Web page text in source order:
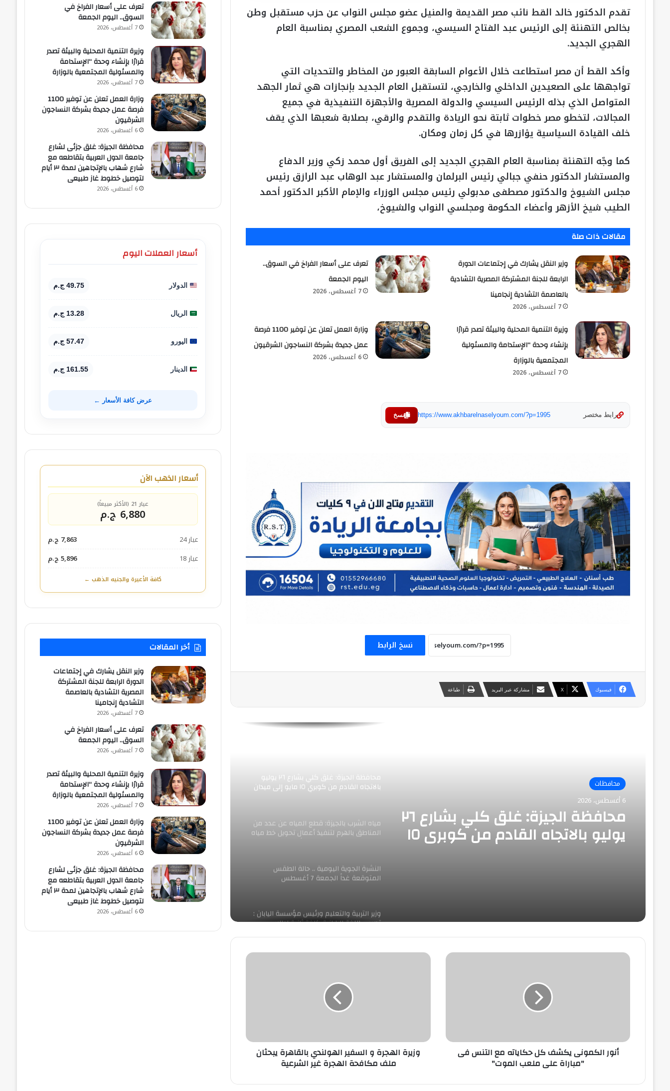
تقدم الدكتور خالد القط نائب مصر القديمة والمنيل عضو مجلس النواب عن حزب مستقبل وطن
بخالص التهنئة إلى الرئيس عبد الفتاح السيسي، وجموع الشعب المصري بمناسبة العام
الهجري الجديد.
وأكد القط أن مصر استطاعت خلال الأعوام السابقة العبور من المخاطر والتحديات التي
تواجهها على الصعيدين الداخلي والخارجي، لتستقبل العام الجديد بإنجازات هي ثمار الجهد
المتواصل الذي بذله الرئيس السيسي والدولة المصرية والأجهزة التنفيذية في جميع
المجالات، لتخطو مصر خطوات ثابتة نحو الريادة والتقدم والرقي، بصلابة شعبها الذي يقف
خلف القيادة السياسية يؤازرها في كل زمان ومكان.
كما وجّه التهنئة بمناسبة العام الهجري الجديد إلى الفريق أول محمد زكي وزير الدفاع
والمستشار الدكتور حنفي جبالي رئيس البرلمان والمستشار عبد الوهاب عبد الرازق رئيس
مجلس الشيوخ والدكتور مصطفى مدبولي رئيس مجلس الوزراء والإمام الأكبر الدكتور أحمد
الطيب شيخ الأزهر وأعضاء الحكومة ومجلسي النواب والشيوخ،
مقالات ذات صلة
وزير النقل يشارك في إجتماعات الدورة
الرابعة للجنة المشتركة المصرية التشادية
بالعاصمة التشادية إنجامينا
7 أغسطس، 2026
تعرف على أسعار الفراخ في السوق..
اليوم الجمعة
7 أغسطس، 2026
وزيرة التنمية المحلية والبيئة تصدر قرارًا
بإنشاء وحدة “الإستدامة والمسئولية
المجتمعية بالوزارة
7 أغسطس، 2026
وزارة العمل تعلن عن توفير 1100 فرصة
عمل جديدة بشركة النساجون الشرقيون
6 أغسطس، 2026
رابط مختصر https://www.akhbarelnaselyoum.com/?p=1995 نسخ
نسخ الرابط
فيسبوك ‫X مشاركة عبر البريد طباعة
محافظات
6 أغسطس، 2026
محافظة الجيزة: غلق كلي بشارع ٢٦
يوليو بالاتجاه القادم من كوبري ١٥
مايو إلى ميدان لبنان
لأول مرة في تاريخ كرة اليد النسائية المصرية
وزيرة التضامن الاجتماعي تتابع حادث نفق
الودي اتجاه بني سويف الطريق الصحراوي..
وتوجه بصرف المساعدات لأسر الضحايا
وزير العمل يتابع حادث إنقلاب سيارة تقل عمالًا
مستقبلٌ مشرقٌ للمسلمين في الولايات
المتحدة الأمريكية
محافظة الجيزة: غلق جزئى لشارع جامعة الدول
محافظة الجيزة: غلق كلي بشارع ٢٦ يوليو
بالاتجاه القادم من كوبري ١٥ مايو إلى ميدان
مياه الشرب بالجيزة: قطع المياه عن عدد من
المناطق بالهرم لتنفيذ أعمال تحويل خط مياه
متعارض مع مشروع مترو الأنفاق
النشرة الجوية اليومية .. حالة الطقس
المتوقعة غداً الجمعة 7 أغسطس
وزير التربية والتعليم ورئيس مؤسسة اليابان :
تدريس اللغة اليابانية كلغة ثانية لطلاب
وزيرة التضامن الاجتماعي تتابع حادث نفق
الودي اتجاه بني سويف الطريق الصحراوي..
وتوجه بصرف المساعدات لأسر الضحايا
وزير العمل يتابع حادث إنقلاب سيارة تقل عمالًا
بالجيزة
مستقبلٌ مشرقٌ للمسلمين في الولايات
أنور
"مباراة
أنور الكمونى يكشف كل حكاياته مع التنس فى
"مباراة على ملعب الموت"
وزيرة
مكافحة
الهجرة
وزيرة الهجرة و السفير الهولندي بالقاهرة يبحثان
ملف مكافحة الهجرة غير الشرعية
تعرف على أسعار الفراخ في
السوق.. اليوم الجمعة
7 أغسطس، 2026
وزيرة التنمية المحلية والبيئة تصدر
قرارًا بإنشاء وحدة “الإستدامة
والمسئولية المجتمعية بالوزارة
7 أغسطس، 2026
وزارة العمل تعلن عن توفير 1100
فرصة عمل جديدة بشركة النساجون
الشرقيون
6 أغسطس، 2026
محافظة الجيزة: غلق جزئى لشارع
جامعة الدول العربية بتقاطعه مع
شارع شهاب بالإتجاهين لمدة ٣ أيام
لتوصيل خطوط غاز طبيعى
6 أغسطس، 2026
أسعار العملات اليوم
الدولار 49.75 ج.م
الريال 13.28 ج.م
اليورو 57.47 ج.م
الدينار 161.55 ج.م
عرض كافة الأسعار ←
أسعار الذهب الآن
عيار 21 (الأكثر مبيعاً)
6,880 ج.م
عيار 24
7,863 ج.م
عيار 18
5,896 ج.م
كافة الأعيرة والجنيه الذهب ←
أخر المقالات
وزير النقل يشارك في إجتماعات
الدورة الرابعة للجنة المشتركة
المصرية التشادية بالعاصمة
التشادية إنجامينا
7 أغسطس، 2026
تعرف على أسعار الفراخ في
السوق.. اليوم الجمعة
7 أغسطس، 2026
وزيرة التنمية المحلية والبيئة تصدر
قرارًا بإنشاء وحدة “الإستدامة
والمسئولية المجتمعية بالوزارة
7 أغسطس، 2026
وزارة العمل تعلن عن توفير 1100
فرصة عمل جديدة بشركة النساجون
الشرقيون
6 أغسطس، 2026
محافظة الجيزة: غلق جزئى لشارع
جامعة الدول العربية بتقاطعه مع
شارع شهاب بالإتجاهين لمدة ٣ أيام
لتوصيل خطوط غاز طبيعى
6 أغسطس، 2026